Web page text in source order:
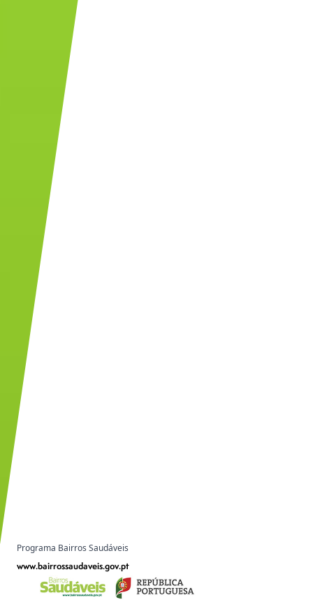
Programa Bairros Saudáveis
www.bairrossaudaveis.gov.pt